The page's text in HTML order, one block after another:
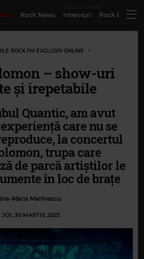
Rock News Interviuri Rock
ROCK FM EXCLUSIV ONLINE
– show-uri
și irepetabile
Quantic, am avut
care nu se
la concertul
trupa care
de parcă artiștilor le
în loc de brațe
Maria Marinescu
JOI, 30 MARTIE 2023